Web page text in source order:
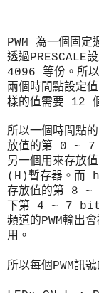
PWM 為一個固
透過PRESCALE
4096 等份。所
兩個時間點設定
樣的值需要 12
所以一個時間點的
放值的第 0 ~
另一個用來存
(H)暫存器。 而
存放值的第 8 ~
下第 4 ~ 7
頻道的PWM輸
用。
所以每個PWM